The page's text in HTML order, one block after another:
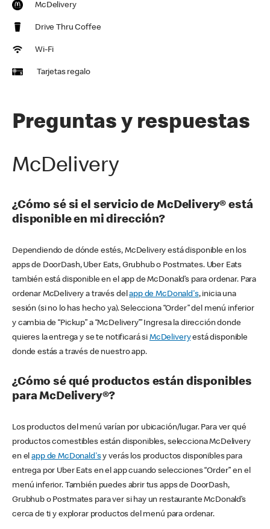
McDelivery
Drive Thru Coffee
Wi-Fi
Tarjetas regalo
Preguntas y respuestas
McDelivery
¿Cómo sé si el servicio de McDelivery® está
disponible en mi dirección?
Dependiendo de dónde estés, McDelivery está disponible en los
apps de DoorDash, Uber Eats, Grubhub o Postmates. Uber Eats
también está disponible en el app de McDonald’s para ordenar. Para
ordenar McDelivery a través delapp de McDonald's, inicia una
sesión (si no lo has hecho ya). Selecciona “Order” del menú inferior
y cambia de “Pickup” a “McDelivery’” Ingresa la dirección donde
quieres la entrega y se te notificará si McDeliveryestá disponible
donde estás a través de nuestro app.
¿Cómo sé qué productos están disponibles
para McDelivery®?
Los productos del menú varían por ubicación/lugar. Para ver qué
productos comestibles están disponibles, selecciona McDelivery
en elapp de McDonald'sy verás los productos disponibles para
entrega por Uber Eats en el app cuando selecciones “Order” en el
menú inferior. También puedes abrir tus apps de DoorDash,
Grubhub o Postmates para ver si hay un restaurante McDonald’s
cerca de ti y explorar productos del menú para ordenar.